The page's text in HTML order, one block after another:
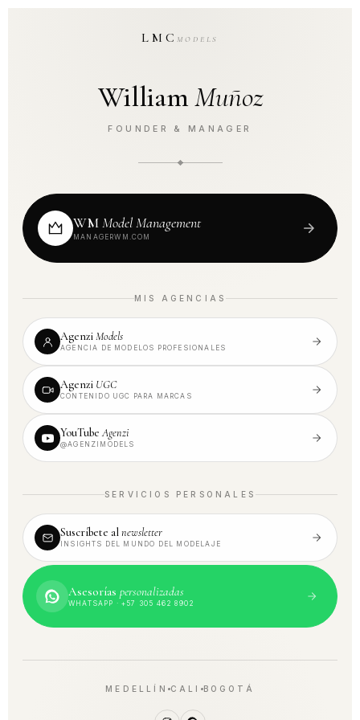
LMCMODELS
WilliamMuñoz
FOUNDER & MANAGER
WMModel Management
MANAGERWM.COM
MIS AGENCIAS
AgenziModels
AGENCIA DE MODELOS PROFESIONALES
Agenzi UGC
CONTENIDO UGC PARA MARCAS
YouTubeAgenzi
@AGENZIMODELS
SERVICIOS PERSONALES
Suscríbete alnewsletter
INSIGHTS DEL MUNDO DEL MODELAJE
Asesorías personalizadas
WHATSAPP · +57 305 462 8902
MEDELLÍN CALI BOGOTÁ